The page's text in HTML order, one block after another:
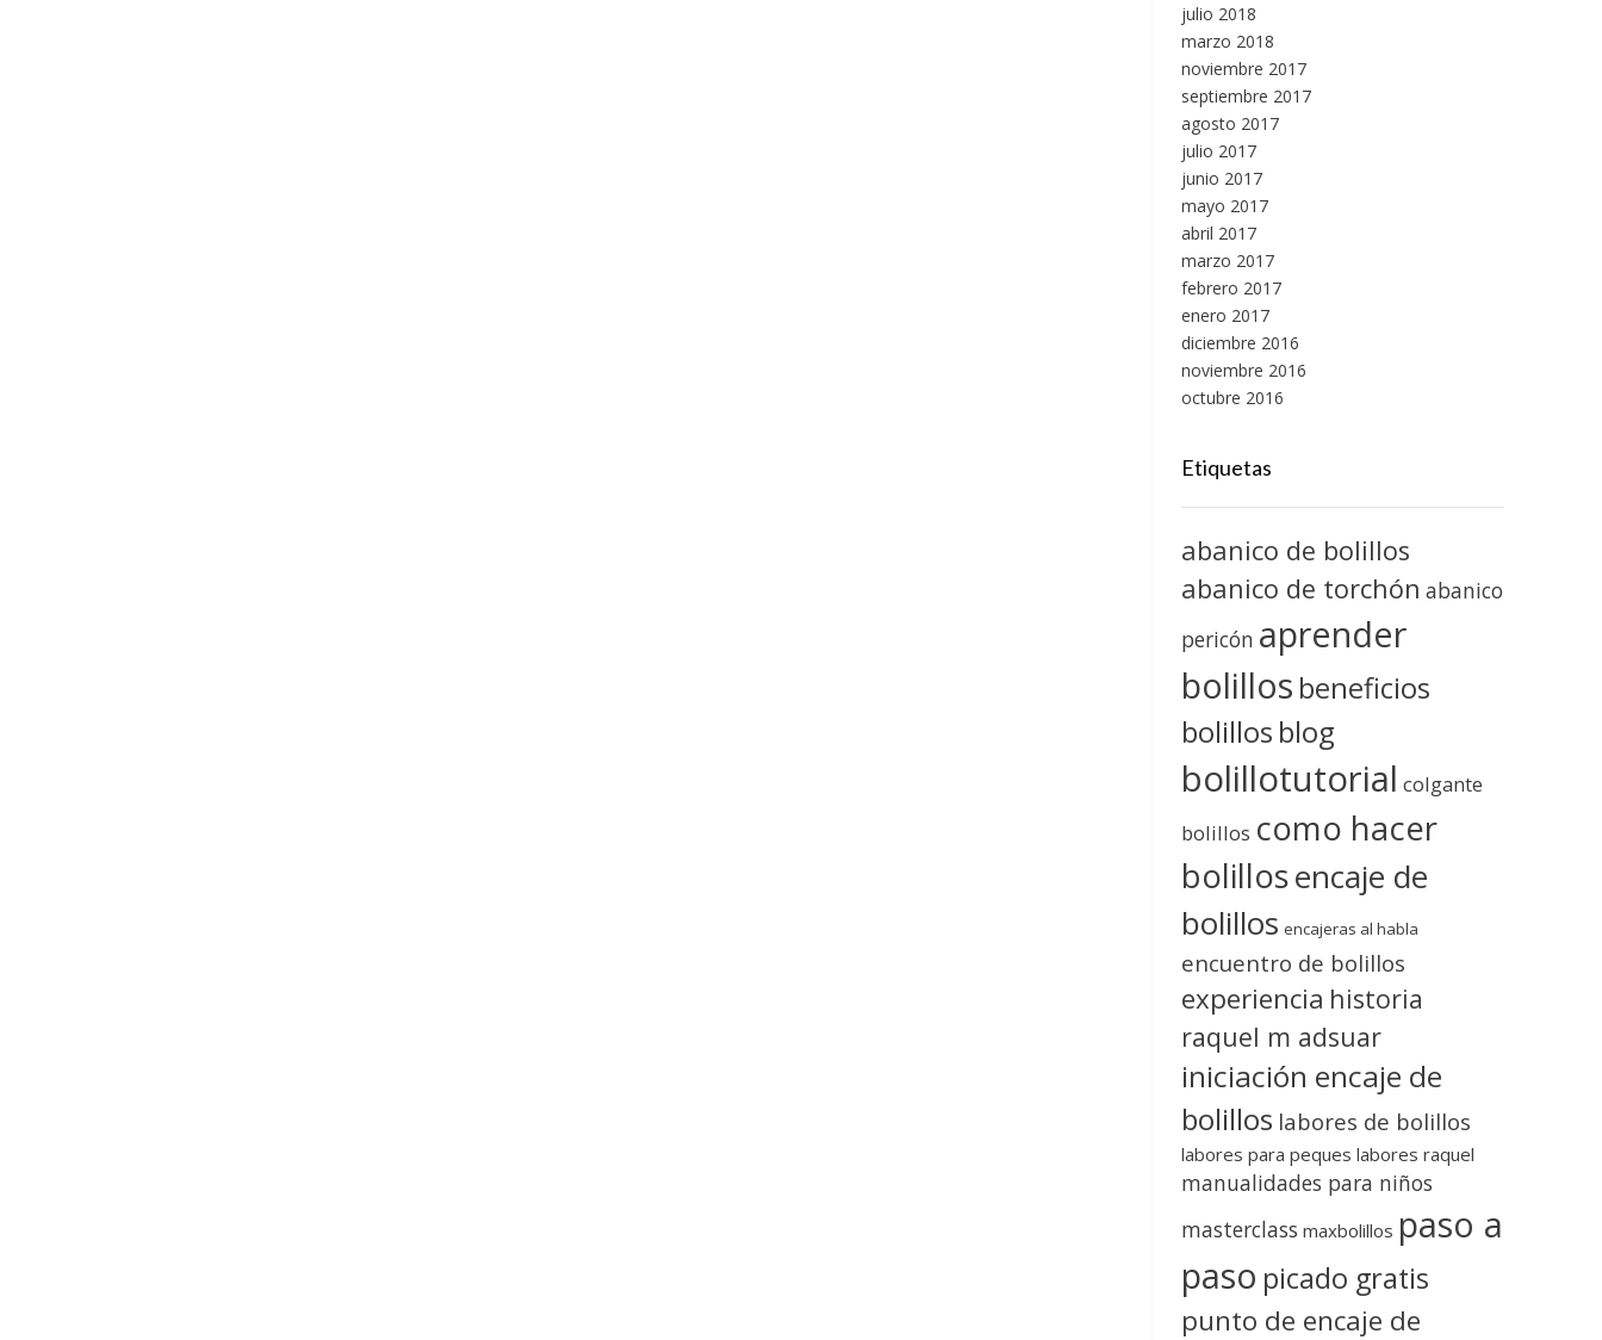
julio 2018
marzo 2018
noviembre 2017
septiembre 2017
agosto 2017
julio 2017
junio 2017
mayo 2017
abril 2017
marzo 2017
febrero 2017
enero 2017
diciembre 2016
noviembre 2016
octubre 2016
Etiquetas
abanico de bolillos
abanico de torchón abanico
pericón aprender
bolillos beneficios
bolillos blog
bolillotutorial colgante
bolillos como hacer
bolillosencaje de
bolillos encajeras al habla
encuentro de bolillos
experiencia historia
raquel m adsuar
iniciación encaje de
bolillos labores de bolillos
labores para peques labores raquel
manualidades para niños
masterclass maxbolillos paso a
paso picado gratis
punto de encaje de